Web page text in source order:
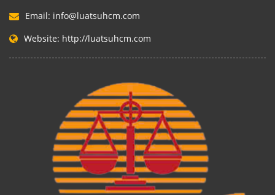
Email: info@luatsuhcm.com
Website: http://luatsuhcm.com